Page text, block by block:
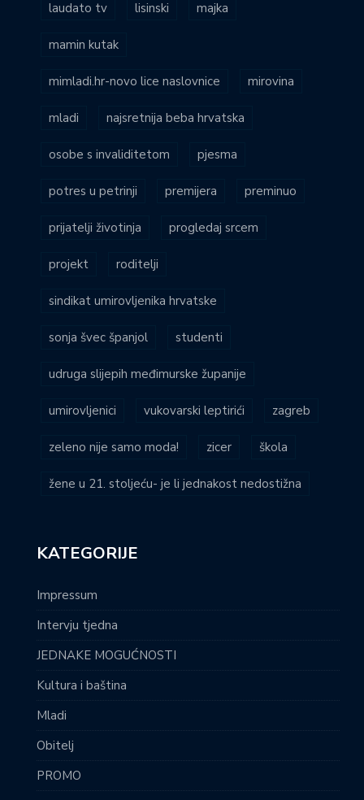
laudato tv lisinski majka
mamin kutak
mimladi.hr-novo lice naslovnice mirovina
mladi najsretnija beba hrvatska
osobe s invaliditetom pjesma
potres u petrinji premijera preminuo
prijatelji životinja progledaj srcem
projekt roditelji
sindikat umirovljenika hrvatske
sonja švec španjol studenti
udruga slijepih međimurske županije
umirovljenici vukovarski leptirići zagreb
zeleno nije samo moda! zicer škola
žene u 21. stoljeću- je li jednakost nedostižna
KATEGORIJE
Impressum
Intervju tjedna
JEDNAKE MOGUĆNOSTI
Kultura i baština
Mladi
Obitelj
PROMO